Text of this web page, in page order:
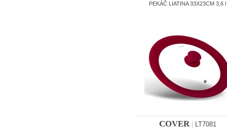
PEKÁČ LIATINA 33X23CM 3,6 l
COVER| LT7081